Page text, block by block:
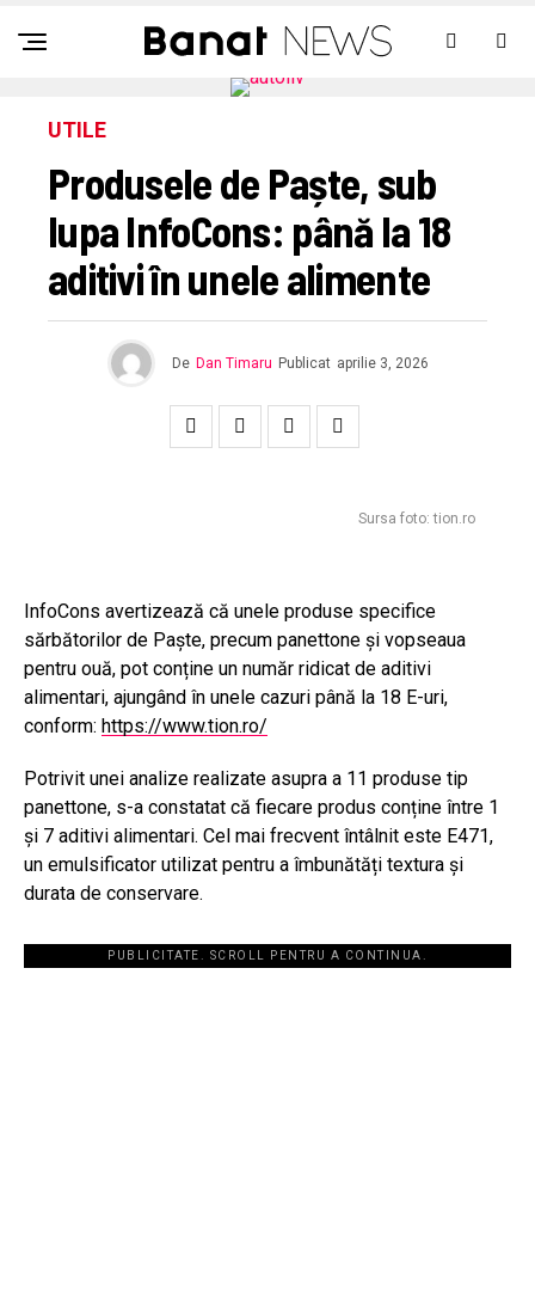
UTILE
Produsele de Paște, sub
lupa InfoCons: până la 18
aditivi în unele alimente
De Dan Timaru Publicat aprilie 3, 2026
Sursa foto: tion.ro
InfoCons avertizează că unele produse specifice
sărbătorilor de Paște, precum panettone și vopseaua
pentru ouă, pot conține un număr ridicat de aditivi
alimentari, ajungând în unele cazuri până la 18 E-uri,
conform: https://www.tion.ro/
Potrivit unei analize realizate asupra a 11 produse tip
panettone, s-a constatat că fiecare produs conține între 1
și 7 aditivi alimentari. Cel mai frecvent întâlnit este E471,
un emulsificator utilizat pentru a îmbunătăți textura și
durata de conservare.
PUBLICITATE. SCROLL PENTRU A CONTINUA.